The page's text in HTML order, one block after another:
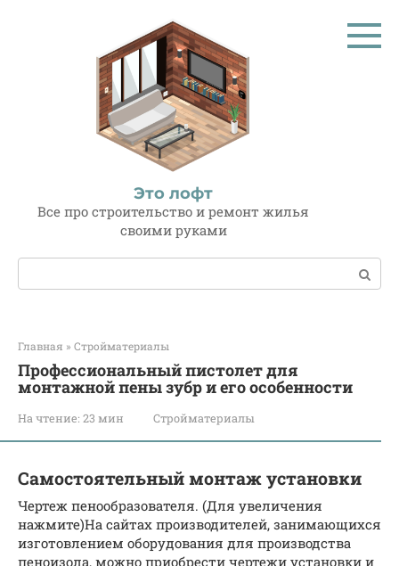
Это лофт
Все про строительство и ремонт жилья
своими руками
Поиск:
Главная » Стройматериалы
Профессиональный пистолет для
монтажной пены зубр и его особенности
На чтение: 23 мин Стройматериалы
Самостоятельный монтаж установки
Чертеж пенообразователя. (Для увеличения
нажмите)На сайтах производителей, занимающихся
изготовлением оборудования для производства
пеноизола, можно приобрести чертежи установки и